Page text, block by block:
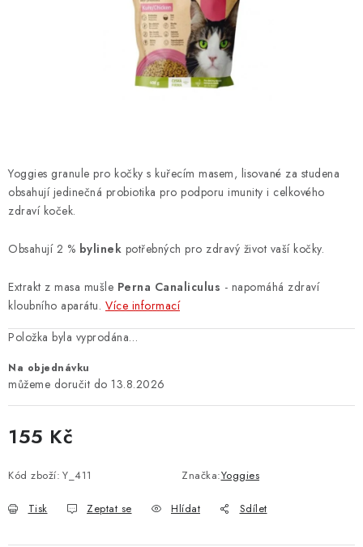
O nás Kontakty
Hodnocení obchodu
Jak vyměnit či vrátit zboží
Obchodní podmínky
Doprava a platba Moje objednávka
Yoggies granule pro kočky s kuřecím masem, lisované za studena
obsahují jedinečná probiotika pro podporu imunity i celkového
zdraví koček.
Obsahují 2 % bylinek potřebných pro zdravý život vaší kočky.
Extrakt z masa mušle Perna Canaliculus - napomáhá zdraví
kloubního aparátu. Více informací
Položka byla vyprodána…
Na objednávku
13.8.2026
155 Kč
Kód zboží: Y_411 Značka:Yoggies
Tisk Zeptat se Hlídat Sdílet